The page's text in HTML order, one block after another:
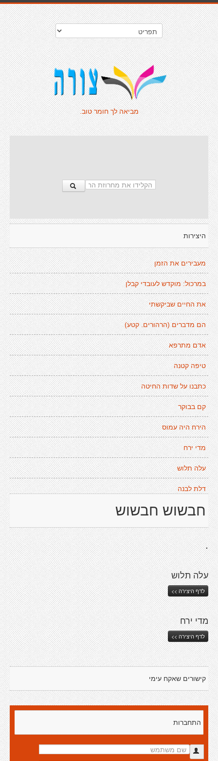
מביאה לך חומר טוב.
היצירות
מעבירים את הזמן
במרכול: מוקדש לעובדי קבלן
את החיים שביקשתי
הם מדברים (הרהורים. קטע)
אדם מתרפא
טיפה קטנה
כתבנו על שדות החיטה
קם בבוקר
הירח היה עמוס
מדי ירח
עלה תלוש
דלת לבנה
חבשוש חבשוש
.
עלה תלוש
לדף היצירה >>
מדי ירח
לדף היצירה >>
קישורים שאקח עימי
התחברות